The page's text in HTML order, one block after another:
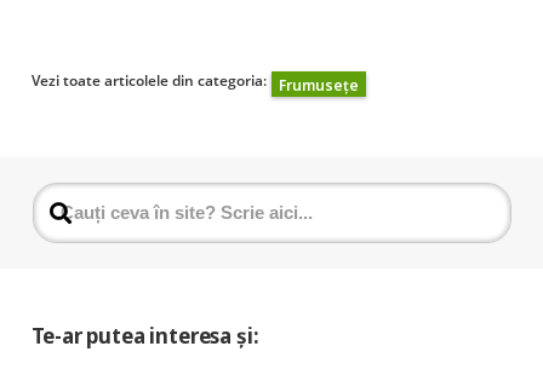
Vezi toate articolele din categoria: Frumusețe
Te-ar putea interesa și: